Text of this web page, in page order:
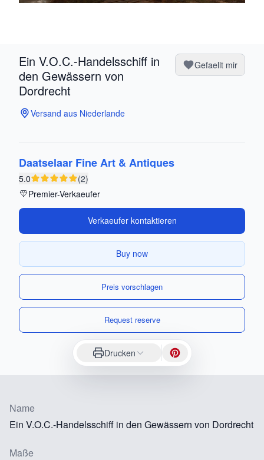
Ein V.O.C.-Handelsschiff in
den Gewässern von
Dordrecht
Gefaellt mir
Versand aus Niederlande
Daatselaar Fine Art & Antiques
5.0
(2)
Premier-Verkaeufer
Verkaeufer kontaktieren
Buy now
Preis vorschlagen
Request reserve
Drucken
Name
Ein V.O.C.-Handelsschiff in den Gewässern von Dordrecht
Maße